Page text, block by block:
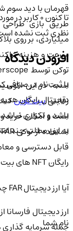
قهرمان با دید سوم
سرعت و هزینه
است. در این
رقابتیبیت کوینکسب
قابل دسترسی و
رایگان NFT های بیت کوین Ordinals در دستور کار قرار دارد.
آیا ارز دیجیتال FAR چشم انداز خوبی دارد؟
ارز دیجیتال
تا کنون 0 کاربر در مورد
نظری ثبت نشده
افزودن دیدگاه
با ثبت‌نام در صرافی
باشد و تکراری نباشد.
به این مطلب چند
نام شما